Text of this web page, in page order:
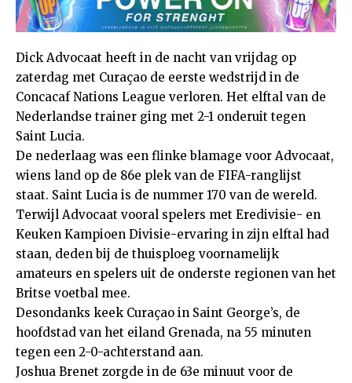
Dick Advocaat heeft in de nacht van vrijdag op
zaterdag met Curaçao de eerste wedstrijd in de
Concacaf Nations League verloren. Het elftal van de
Nederlandse trainer ging met 2-1 onderuit tegen
Saint Lucia.
De nederlaag was een flinke blamage voor Advocaat,
wiens land op de 86e plek van de FIFA-ranglijst
staat. Saint Lucia is de nummer 170 van de wereld.
Terwijl Advocaat vooral spelers met Eredivisie- en
Keuken Kampioen Divisie-ervaring in zijn elftal had
staan, deden bij de thuisploeg voornamelijk
amateurs en spelers uit de onderste regionen van het
Britse voetbal mee.
Desondanks keek Curaçao in Saint George’s, de
hoofdstad van het eiland Grenada, na 55 minuten
tegen een 2-0-achterstand aan.
Joshua Brenet zorgde in de 63e minuut voor de